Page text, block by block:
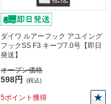
ダイワ ルアーフック アユイング
フックSS F3 キープ7.0号【即日
発送】
オープン価格
598円 (税込)
5ポイント獲得